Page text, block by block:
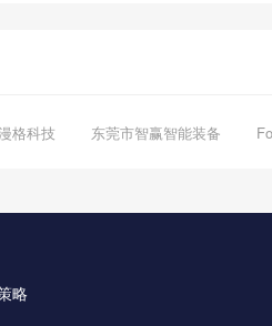
格科技 东莞市智赢智能装备
略